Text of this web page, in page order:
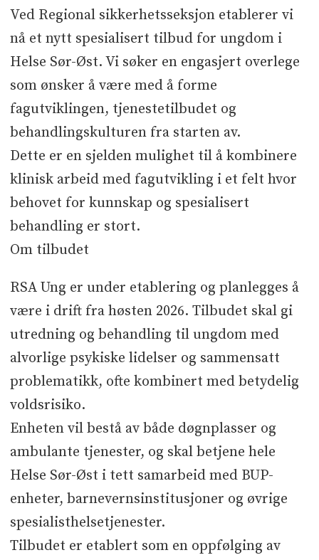
Søknadsfrist
31.07.26
Ved Regional sikkerhetsseksjon etablerer vi
nå et nytt spesialisert tilbud for ungdom i
Helse Sør-Øst. Vi søker en engasjert overlege
som ønsker å være med å forme
fagutviklingen, tjenestetilbudet og
behandlingskulturen fra starten av.
Dette er en sjelden mulighet til å kombinere
klinisk arbeid med fagutvikling i et felt hvor
behovet for kunnskap og spesialisert
behandling er stort.
Om tilbudet
RSA Ung er under etablering og planlegges å
være i drift fra høsten 2026. Tilbudet skal gi
utredning og behandling til ungdom med
alvorlige psykiske lidelser og sammensatt
problematikk, ofte kombinert med betydelig
voldsrisiko.
Enheten vil bestå av både døgnplasser og
ambulante tjenester, og skal betjene hele
Helse Sør-Øst i tett samarbeid med BUP-
enheter, barnevernsinstitusjoner og øvrige
spesialisthelsetjenester.
Tilbudet er etablert som en oppfølging av